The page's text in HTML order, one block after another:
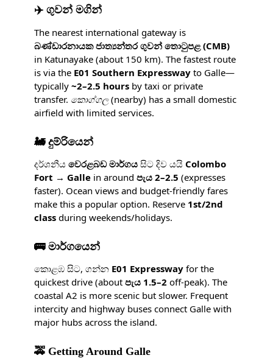
✈️ ගුවන් මගින්
The nearest international gateway is
බණ්ඩාරනායක ජාත්‍යන්තර ගුවන් තොටුපළ (CMB)
in Katunayake (about 150 km). The fastest route
is via the E01 Southern Expressway to Galle—
typically ~2–2.5 hours by taxi or private
transfer. කොග්ගල(nearby) has a small domestic
airfield with limited services.
🚂 දුම්රියෙන්
දර්ශනීය වෙරළබඩ මාර්ගය සිට දිව යයි Colombo
Fort → Galle in around පැය 2–2.5 (expresses
faster). Ocean views and budget-friendly fares
make this a popular option. Reserve 1st/2nd
class during weekends/holidays.
🚌 මාර්ගයෙන්
කොළඹ සිට, ගන්න E01 Expressway for the
quickest drive (about පැය 1.5–2 off-peak). The
coastal A2 is more scenic but slower. Frequent
intercity and highway buses connect Galle with
major hubs across the island.
🚕 Getting Around Galle